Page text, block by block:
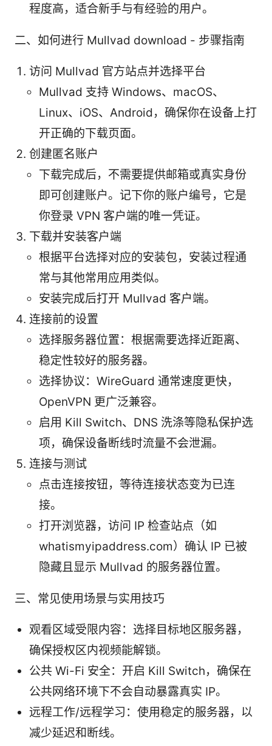
程度高，适合新手与有经验的用户。
二、如何进行 Mullvad download - 步骤指南
访问 Mullvad 官方站点并选择平台
Mullvad 支持 Windows、macOS、
Linux、iOS、Android，确保你在设备上打
开正确的下载页面。
创建匿名账户
下载完成后，不需要提供邮箱或真实身份
即可创建账户。记下你的账户编号，它是
你登录 VPN 客户端的唯一凭证。
下载并安装客户端
根据平台选择对应的安装包，安装过程通
常与其他常用应用类似。
安装完成后打开 Mullvad 客户端。
连接前的设置
选择服务器位置：根据需要选择近距离、
稳定性较好的服务器。
选择协议：WireGuard 通常速度更快，
OpenVPN 更广泛兼容。
启用 Kill Switch、DNS 洗涤等隐私保护选
项，确保设备断线时流量不会泄漏。
连接与测试
点击连接按钮，等待连接状态变为已连
接。
打开浏览器，访问 IP 检查站点（如
whatismyipaddress.com）确认 IP 已被
隐藏且显示 Mullvad 的服务器位置。
三、常见使用场景与实用技巧
观看区域受限内容：选择目标地区服务器，
确保授权区内视频能解锁。
公共 Wi-Fi 安全：开启 Kill Switch，确保在
公共网络环境下不会自动暴露真实 IP。
远程工作/远程学习：使用稳定的服务器，以
减少延迟和断线。